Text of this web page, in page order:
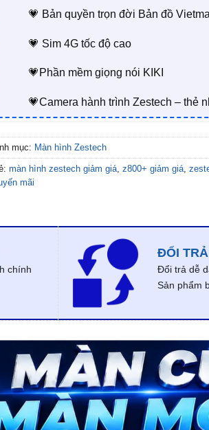
💗 Bản quyền trọn đời Bản đồ
💗 Sim 4G tốc độ cao
💗Phần mềm giọng nói KIKI
💗Camera hành trình Zestech – thẻ
mục: Màn hình Zestech
màn hình zestech giảm giá, z800+ giảm giá,
mãi
chính
ĐỔI TRẢ
Đổi trả dễ
Sản phẩm